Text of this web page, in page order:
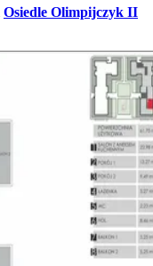
Osiedle Olimpijczyk II